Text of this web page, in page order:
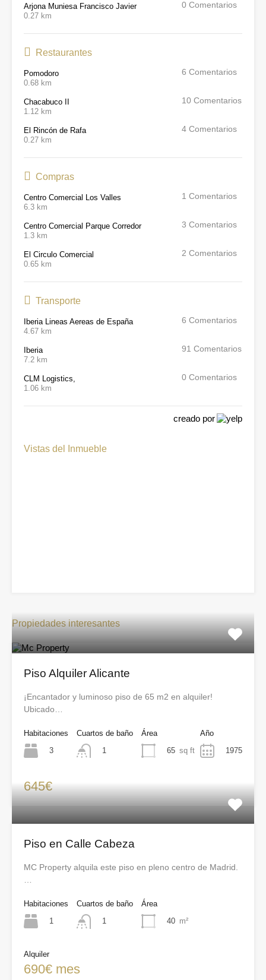
Arjona Muniesa Francisco Javier
0.27 km
0 Comentarios
Restaurantes
Pomodoro
0.68 km
6 Comentarios
Chacabuco II
1.12 km
10 Comentarios
El Rincón de Rafa
0.27 km
4 Comentarios
Compras
Centro Comercial Los Valles
6.3 km
1 Comentarios
Centro Comercial Parque Corredor
1.3 km
3 Comentarios
El Circulo Comercial
0.65 km
2 Comentarios
Transporte
Iberia Lineas Aereas de España
4.67 km
6 Comentarios
Iberia
7.2 km
91 Comentarios
CLM Logistics,
1.06 km
0 Comentarios
creado por
Vistas del Inmueble
Propiedades interesantes
Piso Alquiler Alicante
¡Encantador y luminoso piso de 65 m2 en alquiler!
Ubicado…
Habitaciones
3
Cuartos de baño
1
Área
65 sq ft
Año
1975
645€
Piso en Calle Cabeza
MC Property alquila este piso en pleno centro de Madrid.
…
Habitaciones
1
Cuartos de baño
1
Área
40 m²
Alquiler
690€ mes